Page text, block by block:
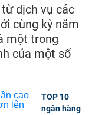
dịch vụ các
cùng kỳ năm
một trong
của một số
TOP 10
ngân hàng